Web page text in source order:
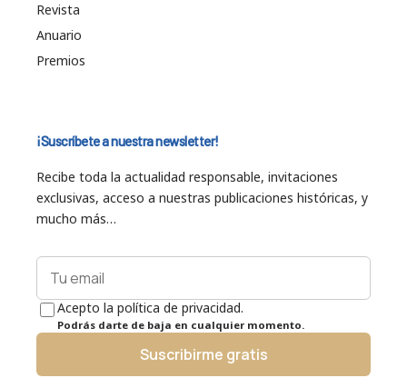
Revista
Anuario
Premios
¡Suscríbete a nuestra newsletter!
Recibe toda la actualidad responsable, invitaciones
exclusivas, acceso a nuestras publicaciones históricas, y
mucho más…
Acepto la política de privacidad.
Podrás darte de baja en cualquier momento.
Suscribirme gratis